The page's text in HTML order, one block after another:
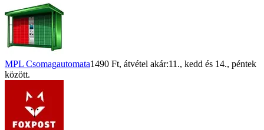
MPL Csomagautomata1490 Ft, átvétel akár:11., kedd és 14., péntek
között.